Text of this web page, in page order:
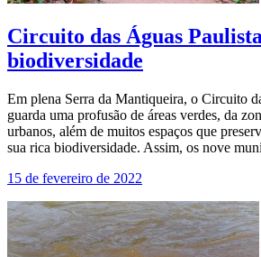
Circuito das Águas
biodiversidade
Em plena Serra da Mantiqueira, o Circuito
guarda uma profusão de áreas verdes, da
urbanos, além de muitos espaços que
sua rica biodiversidade. Assim, os nove
15 de fevereiro de 2022